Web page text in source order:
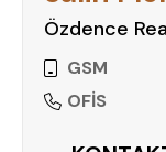
Özdence
GSM
OFİS